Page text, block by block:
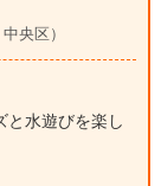
央区）
と水遊びを楽し